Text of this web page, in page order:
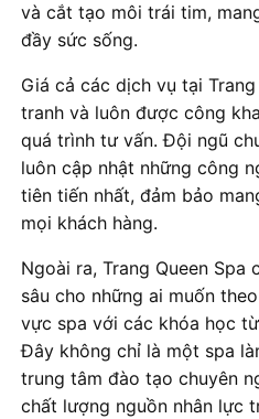
và cắt tạo môi trái tim,
đầy sức sống.
Giá cả các dịch vụ tại
tranh và luôn được công
quá trình tư vấn. Đội ngũ
luôn cập nhật những công
tiên tiến nhất, đảm bảo
mọi khách hàng.
Ngoài ra, Trang Queen
sâu cho những ai muốn
vực spa với các khóa học
Đây không chỉ là một spa
trung tâm đào tạo chuyên
chất lượng nguồn nhân lực